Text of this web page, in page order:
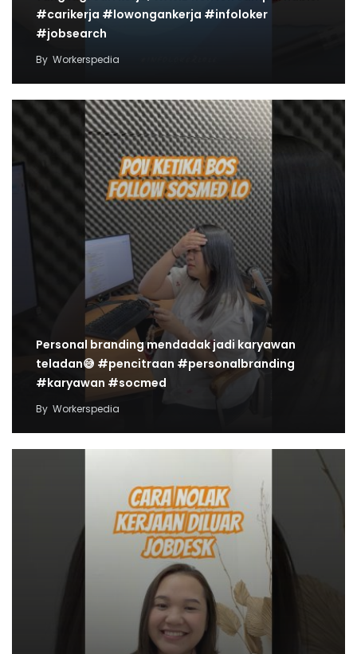
#carikerja #lowongankerja #infoloker
#jobsearch
By Workerspedia
Personal branding mendadak jadi karyawan
teladan😅 #pencitraan #personalbranding
#karyawan #socmed
By Workerspedia